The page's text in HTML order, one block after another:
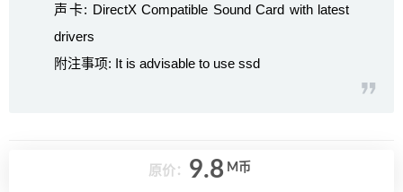
声卡: DirectX Compatible Sound Card with latest
drivers
附注事项: It is advisable to use ssd
原价： 9.8 M币